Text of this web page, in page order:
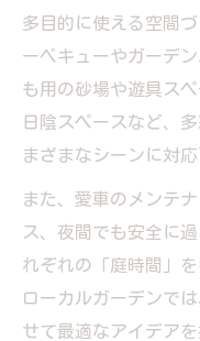
多目的に使える空間
ーベキューやガーデ
も用の砂場や遊具ス
日陰スペースなど、
まざまなシーンに対応
また、愛車のメンテ
ス、夜間でも安全に
れぞれの「庭時間」
ローカルガーデンで
せて最適なアイデアを